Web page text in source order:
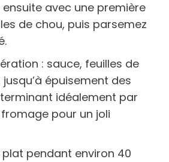
ensuite avec une première
de chou, puis parsemez
: sauce, feuilles de
épuisement des
idéalement par
pour un joli
plat pendant environ 40